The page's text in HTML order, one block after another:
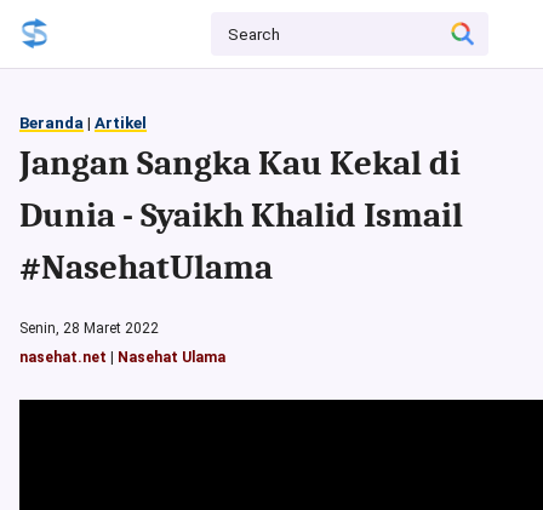
Beranda | Artikel
Jangan Sangka Kau Kekal di
Dunia - Syaikh Khalid Ismail
#NasehatUlama
Senin, 28 Maret 2022
nasehat.net
Nasehat Ulama